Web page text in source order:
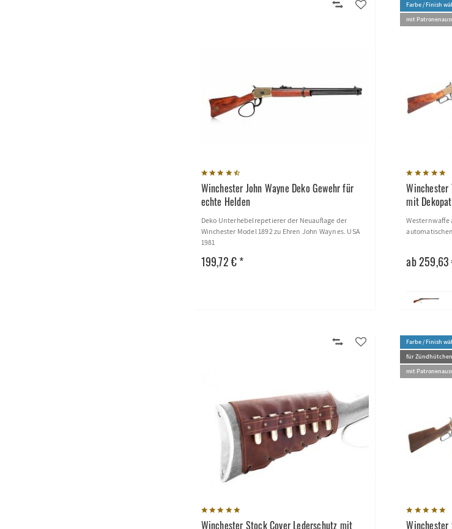
Winchester John Wayne Deko Gewehr für
echte Helden
Deko Unterhebelrepetierer der Neuauflage der
Winchester Model 1892 zu Ehren John Waynes. USA
1981
199,72 € *
Farbe / Finish
mit
Winchester
mit
ab
Winchester Stock Cover Lederschutz mit
Farbe / Finish
für
mit
Winchester